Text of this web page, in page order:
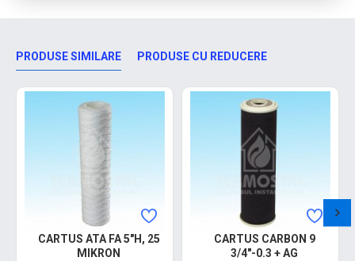
PRODUSE SIMILARE PRODUSE CU REDUCERE
CARTUS ATA FA 5"H, 25
MIKRON
CARTUS CARBON 9
3/4"-0.3 + AG